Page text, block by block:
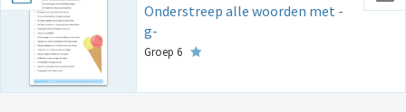
Onderstreep alle woorden met -
g-
Groep 6